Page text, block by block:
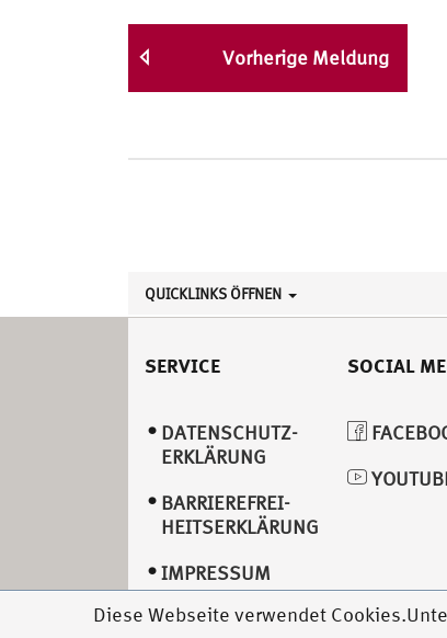
Diese Webseite verwendet
Vorherige Meldung
QUICKLINKS ÖFFNEN
SERVICE
DATENSCHUTZ­
ERKLÄRUNG
BARRIEREFREI­
HEITSERKLÄRUNG
IMPRESSUM
SOCIAL